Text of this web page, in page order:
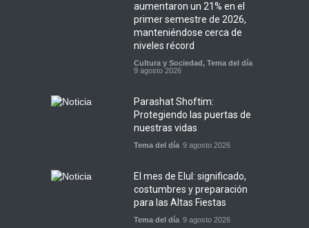
aumentaron un 21% en el
primer semestre de 2026,
manteniéndose cerca de
niveles récord
Cultura y Sociedad, Tema del día
9 agosto 2026
Parashat Shoftim:
Protegiendo las puertas de
nuestras vidas
Tema del día 9 agosto 2026
El mes de Elul: significado,
costumbres y preparación
para las Altas Fiestas
Tema del día 9 agosto 2026